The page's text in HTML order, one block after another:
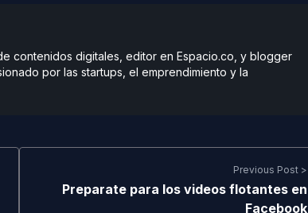
contenidos digitales, editor en Espacio.co, y blogger
por las startups, el emprendimiento y la
Previous Post >
Preparate para los videos flotantes en
Facebook